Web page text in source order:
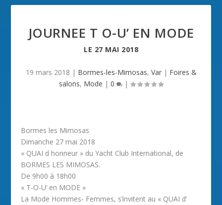
JOURNEE T O-U’ EN MODE
LE 27 MAI 2018
19 mars 2018 | Bormes-les-Mimosas, Var| Foires &
salons, Mode | 0 |
Bormes les Mimosas
Dimanche 27 mai 2018
« QUAI d honneur » du Yacht Club International, de
BORMES LES MIMOSAS.
De 9h00 à 18h00
« T-O-U’ en MODE »
La Mode Hommes- Femmes, s’invitent au « QUAI d’